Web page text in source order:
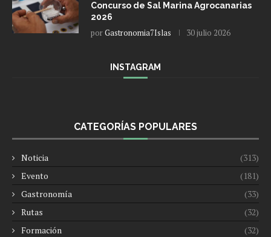
Concurso de Sal Marina Agrocanarias
2026
porGastronomia7Islas 30 julio 2026
INSTAGRAM
CATEGORÍAS POPULARES
Noticia
(313)
Evento
(181)
Gastronomía
(33)
Rutas
(32)
Formación
(32)